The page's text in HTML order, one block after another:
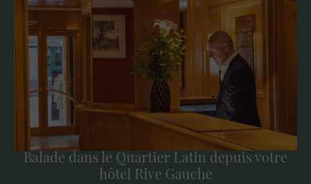
Balade dans le Quartier Latin depuis votre
hôtel Rive Gauche